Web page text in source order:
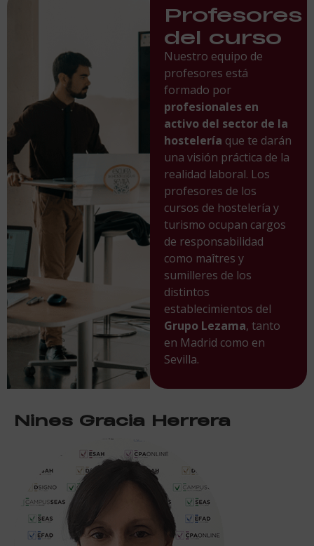
Profesores
del curso
Nuestro equipo de
profesores está
formado por
profesionales en
activo del sector de la
hostelería que te darán
una visión práctica de la
realidad laboral. Los
profesores de los
cursos de hostelería y
turismo ocupan cargos
de responsabilidad
como maîtres y
sumilleres de los
distintos
establecimientos del
Grupo Lezama, tanto
en Madrid como en
Sevilla.
Nines Gracia Herrera